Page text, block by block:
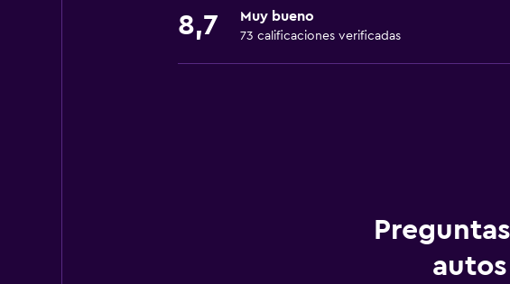
8,7 Muy bueno
73 calificaciones verificadas